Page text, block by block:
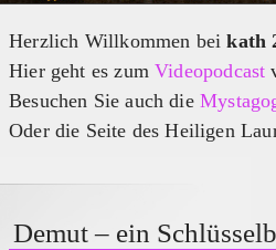
Herzlich Willkommen beikath
Hier geht es zumVideopodcast
Besuchen Sie auch die
Oder die Seite des Heiligen
Demut – ein